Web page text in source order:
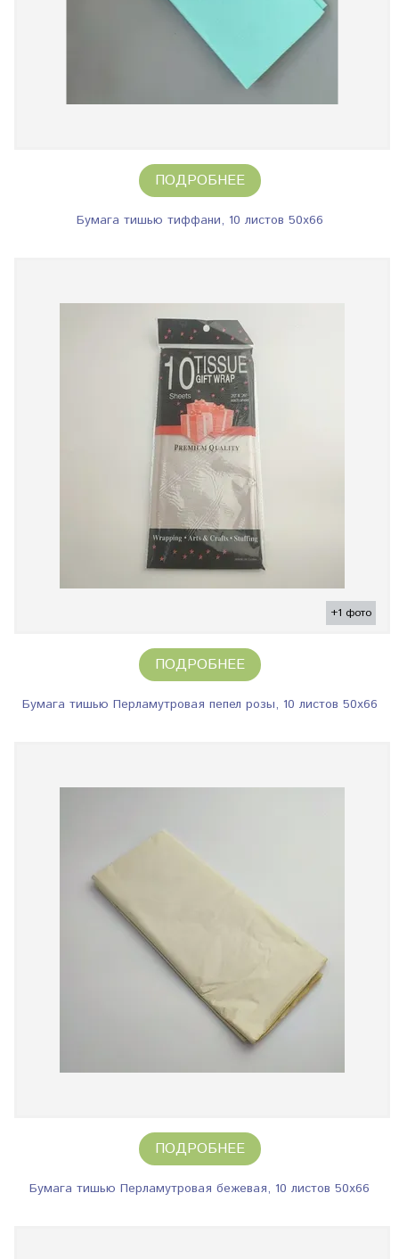
ПОДРОБНЕЕ
Бумага тишью тиффани, 10 листов 50х66
+1 фото
ПОДРОБНЕЕ
Бумага тишью Перламутровая пепел розы, 10 листов 50х66
ПОДРОБНЕЕ
Бумага тишью Перламутровая бежевая, 10 листов 50х66